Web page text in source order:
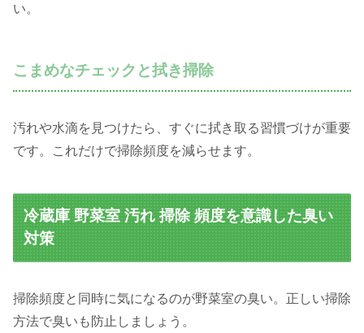
い。
こまめなチェックと拭き掃除
汚れや水滴を見つけたら、すぐに拭き取る習慣づけが重要
です。これだけで掃除頻度を減らせます。
冷蔵庫 野菜室 汚れ 掃除 頻度を意識した臭い
対策
掃除頻度と同時に気になるのが野菜室の臭い。正しい掃除
方法で臭いも防止しましょう。